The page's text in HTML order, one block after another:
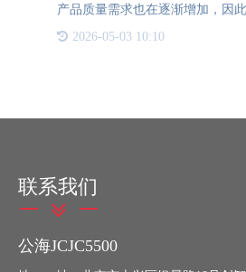
产品质量需求也在逐渐增加，因
务的要求也越来越高。特别是在
产到销售是一个非常复杂的过程
2026-05-03 10:10
联系我们
公海JCJC5500